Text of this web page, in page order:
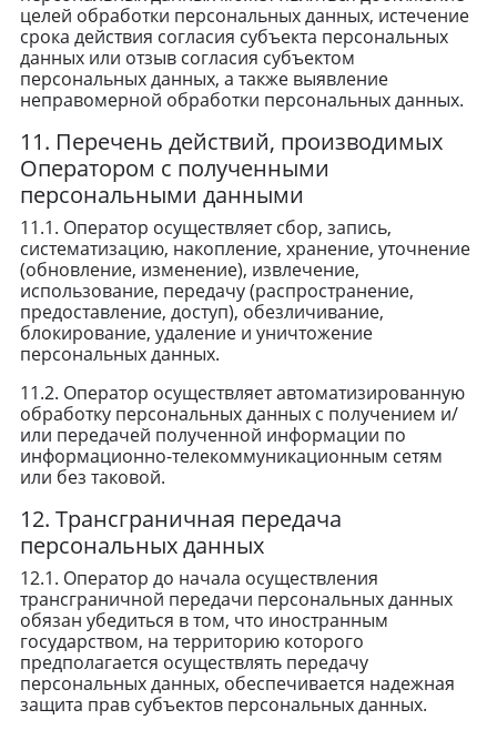
целей обработки персональных данных, истечение
срока действия согласия субъекта персональных
данных или отзыв согласия субъектом
персональных данных, а также выявление
неправомерной обработки персональных данных.
11. Перечень действий, производимых
Оператором с полученными
персональными данными
11.1. Оператор осуществляет сбор, запись,
систематизацию, накопление, хранение, уточнение
(обновление, изменение), извлечение,
использование, передачу (распространение,
предоставление, доступ), обезличивание,
блокирование, удаление и уничтожение
персональных данных.
11.2. Оператор осуществляет автоматизированную
обработку персональных данных с получением и/
или передачей полученной информации по
информационно-телекоммуникационным сетям
или без таковой.
12. Трансграничная передача
персональных данных
12.1. Оператор до начала осуществления
трансграничной передачи персональных данных
обязан убедиться в том, что иностранным
государством, на территорию которого
предполагается осуществлять передачу
персональных данных, обеспечивается надежная
защита прав субъектов персональных данных.